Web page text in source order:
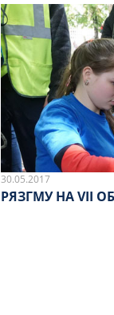
30.05.2017
РЯЗГМУ НА VII